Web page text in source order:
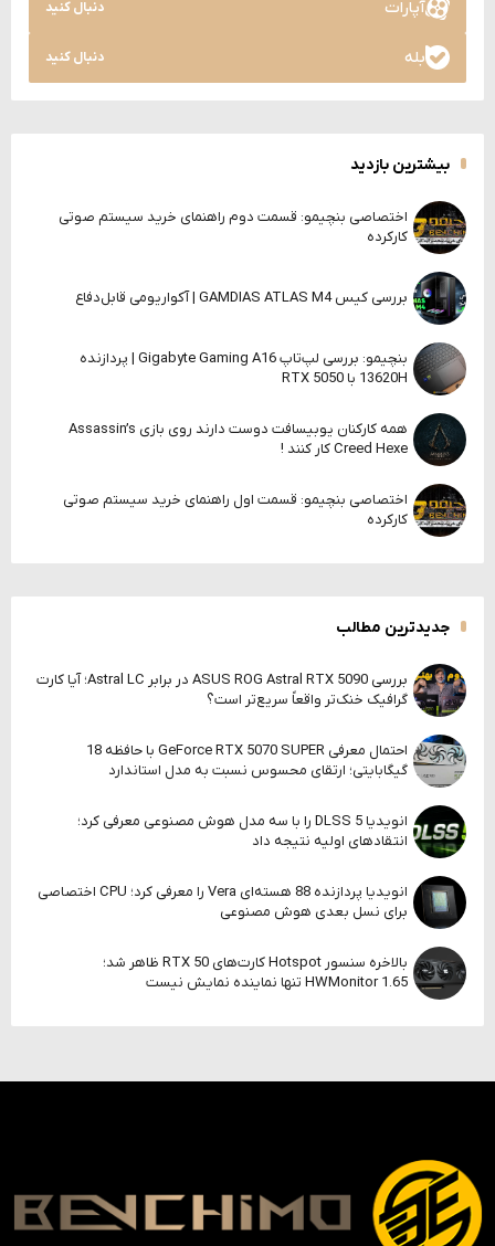
آپارات دنبال کنید
بله دنبال کنید
بیشترین بازدید
اختصاصی بنچیمو: قسمت دوم راهنمای خرید سیستم صوتی
کارکرده
بررسی کیس GAMDIAS ATLAS M4 | آکواریومی قابل‌دفاع
بنچیمو: بررسی لپ‌تاپ Gigabyte Gaming A16 | پردازنده
13620H با RTX 5050
همه کارکنان یوبیسافت دوست دارند روی بازی Assassin’s
Creed Hexe کار کنند !
اختصاصی بنچیمو: قسمت اول راهنمای خرید سیستم صوتی
کارکرده
جدیدترین مطالب
بررسی ASUS ROG Astral RTX 5090 در برابر Astral LC؛ آیا کارت
گرافیک خنک‌تر واقعاً سریع‌تر است؟
احتمال معرفی GeForce RTX 5070 SUPER با حافظه 18
گیگابایتی؛ ارتقای محسوس نسبت به مدل استاندارد
انویدیا DLSS 5 را با سه مدل هوش مصنوعی معرفی کرد؛
انتقادهای اولیه نتیجه داد
انویدیا پردازنده 88 هسته‌ای Vera را معرفی کرد؛ CPU اختصاصی
برای نسل بعدی هوش مصنوعی
بالاخره سنسور Hotspot کارت‌های RTX 50 ظاهر شد؛
HWMonitor 1.65 تنها نماینده نمایش نیست